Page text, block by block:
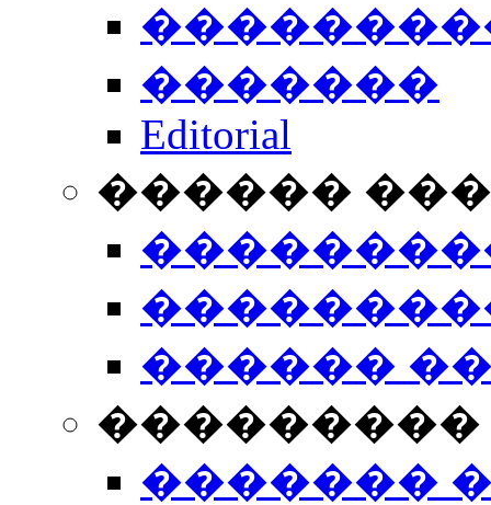
�������
Editorial
������
������
���������
�������